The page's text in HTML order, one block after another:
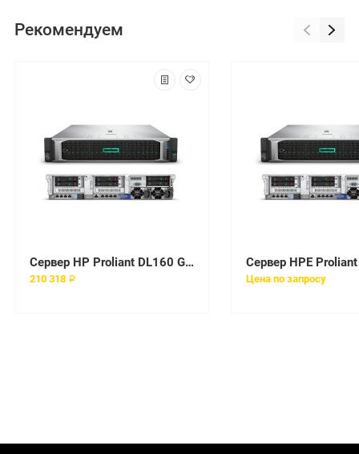
Рекомендуем
Сервер HP Proliant DL160 Gen9 E5-2609v3 Hot Plug Rack(1U)/Xeon6C 1.9GHz(15Mb)/2x8GbR1D_2133/H240(ZM/RAID 0/1/10/5)/noHDD(8)SFF/noDVD/iLOstd(w/o port)/2x1GbEth/EasyRK/1x550W(NHP)
210 318 ₽ Цена по запросу